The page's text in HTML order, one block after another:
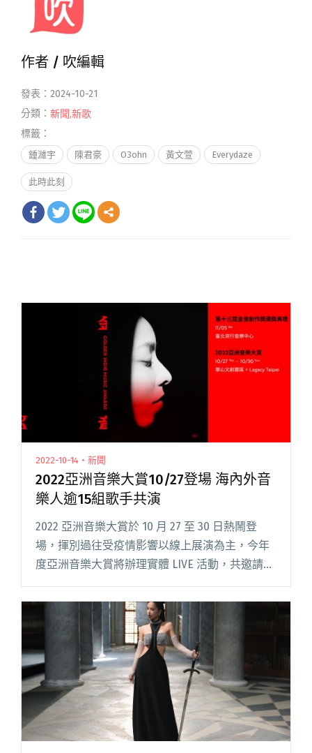
作者 / 吹編輯
發表：2024-10-21
分類： 新聞,新歌
標籤：
鍾濰宇 陳君豪 O3ohn 黃文萱 Everydaze
此時此刻
2022-10-14・新聞
2022亞洲音樂大賞10/27登場 海內外音
樂人逾15組歌手共演
2022 亞洲音樂大賞於 10 月 27 至 30 日熱鬧登
場，揮別過往受疫情影響以線上展演為主，今年
度亞洲音樂大賞將辦理實體 LIVE 活動，共邀請超
過 15 組以上台灣及亞洲音樂人於 Legacy
Taipei、華山園區現場演出，另辦理閱讀全文
"2022亞洲音樂大賞10/27登場 海內外音樂人逾15
組歌手共演"